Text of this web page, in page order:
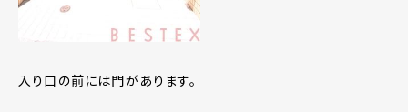
入り口の前には門があります。